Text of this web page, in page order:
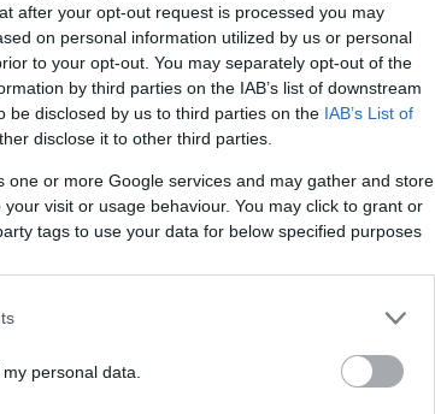
after your opt-out request is processed you may
on personal information utilized by us or personal
to your opt-out. You may separately opt-out of the
by third parties on the IAB’s list of downstream
be disclosed by us to third parties on the IAB’s List of
disclose it to other third parties.
one or more Google services and may gather and store
visit or usage behaviour. You may click to grant or
tags to use your data for below specified purposes
personal data.